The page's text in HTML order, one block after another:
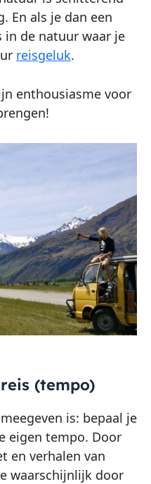
En als je dan een
de natuur waar je
reisgeluk.
enthousiasme voor
(tempo)
is: bepaal je
eigen tempo. Door
en verhalen van
waarschijnlijk door